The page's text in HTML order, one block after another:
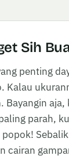
Sih
penting
Kalau
Bayangin
parah,
cairan